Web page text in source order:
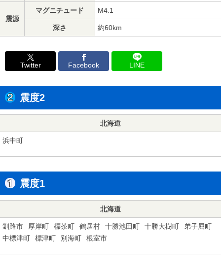
震源
マグニチュード M4.1
深さ 約60km
Twitter Facebook LINE
震度2
北海道
浜中町
震度1
北海道
釧路市 厚岸町 標茶町 鶴居村 十勝池田町 十勝大樹町
弟子屈町
中標津町
標津町 別海町 根室市